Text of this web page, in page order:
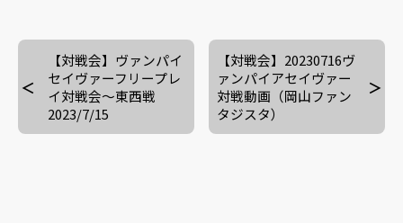
【対戦会】ヴァンパイ
セイヴァーフリープレ
イ対戦会～東西戦
2023/7/15
【対戦会】20230716ヴ
ァンパイアセイヴァー
対戦動画（岡山ファン
タジスタ）